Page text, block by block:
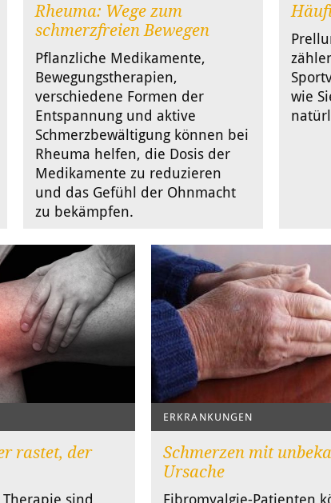
Rheuma: Wege zum
schmerzfreien Bewegen
Pflanzliche Medikamente,
Bewegungstherapien,
verschiedene Formen der
Entspannung und aktive
Schmerzbewältigung können bei
Rheuma helfen, die Dosis der
Medikamente zu reduzieren
und das Gefühl der Ohnmacht
zu bekämpfen.
wie
rastet, der
sind
ERKRANKUNGEN
Schmerzen mit
Ursache
Fibromyalgie-Patienten